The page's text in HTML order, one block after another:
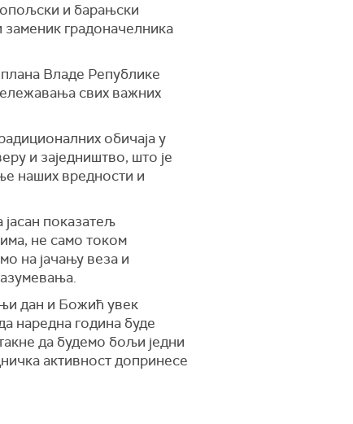
и барањски
градоначелника
Владе Републике
свих важних
обичаја у
и заједништво, што је
наших вредности и
показатељ
не само током
на јачању веза и
дан и Божић увек
наредна година буде
да будемо бољи једни
активност допринесе